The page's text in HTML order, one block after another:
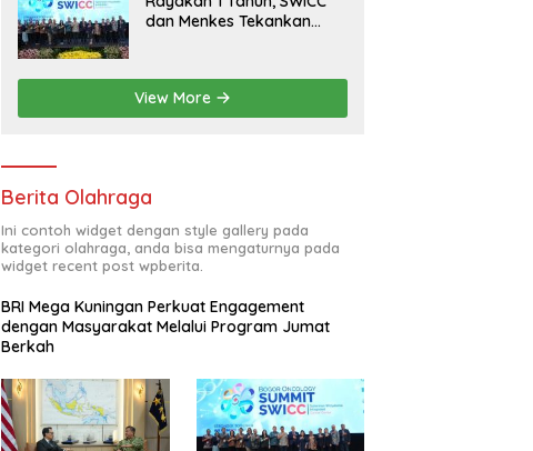
dan Menkes Tekankan
Lebih Optimal
View More
Berita Olahraga
Ini contoh widget dengan style gallery pada
kategori olahraga, anda bisa mengaturnya pada
widget recent post wpberita.
BRI Mega Kuningan Perkuat Engagement
dengan Masyarakat Melalui Program Jumat
Berkah